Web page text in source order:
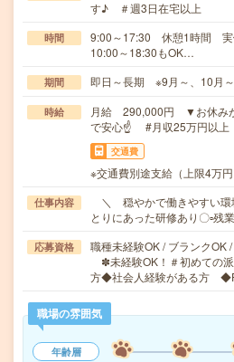
す♪ ＃週3日在宅以上
時間
9:00～17:30 休憩1時間 実
10:00～18:30もOK…
期間 即日～長期 ※9月～、10月
時給
月給 290,000円 ▼お休み
で安心☝ #月収25万円以上
交通費
※交通費別途支給（上限4万円
仕事内容
＼ 穏やかで働きやすい
とりにあった研修あり〇▫残
応募資格
職種未経験OK / ブランクOK
✽未経験OK！＃初めての
方◆社会人経験がある方
職場の雰囲気
年齢層